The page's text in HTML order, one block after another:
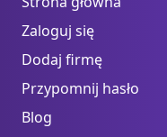
Zaloguj się
Dodaj firmę
Przypomnij hasło
Blog